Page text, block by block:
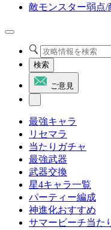
敵モンスター弱点/
検索
ご意見
最強キャラ
リセマラ
当たりガチャ
最強武器
武器交換
星4キャラ一覧
パーティー編成
神進化おすすめ
サマービーチ当た